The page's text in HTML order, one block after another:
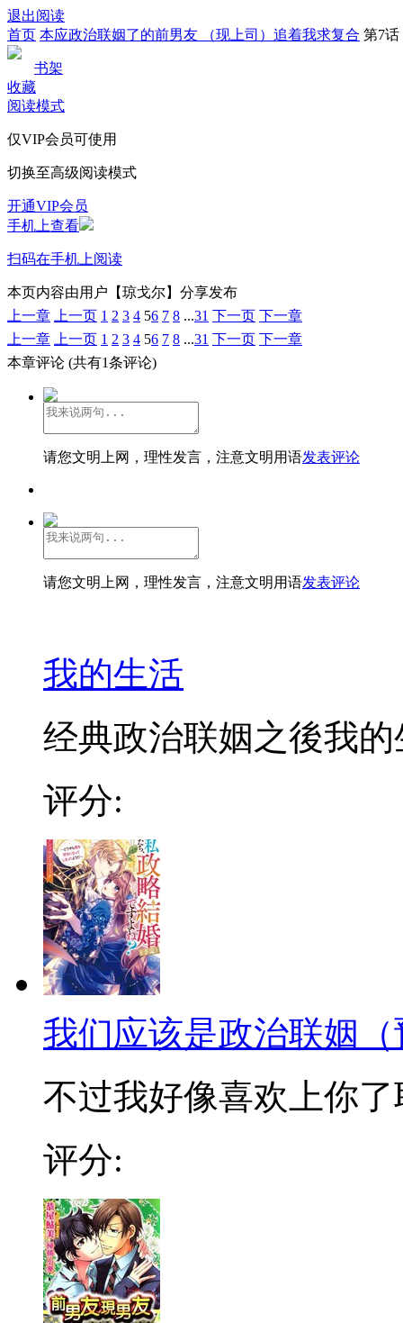
退出阅读
首页 本应政治联姻了的前男友 （现上司）追着我求复合 第7话
书架
收藏
阅读模式
仅VIP会员可使用
切换至高级阅读模式
开通VIP会员
手机上查看
扫码在手机上阅读
本页内容由用户【琼戈尔】分享发布
上一章
上一页 1 2 3 4 56 7 8 ...31 下一页 下一章
上一章
上一页 1 2 3 4 56 7 8 ...31 下一页 下一章
本章评论 (共有1条评论)
请您文明上网，理性发言，注意文明用语发表评论
请您文明上网，理性发言，注意文明用语发表评论
我的生活
经典政治联姻之後我的
评分:
我们应该是政治联姻
不过我好像喜欢上你
评分: